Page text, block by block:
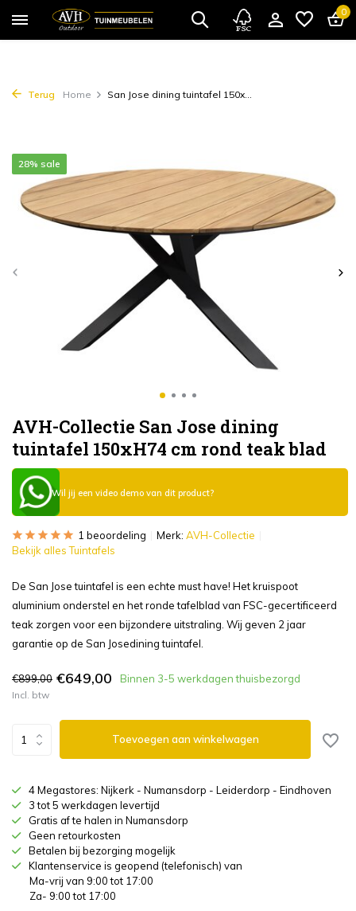
0
Terug Home San Jose dining tuintafel 150x...
AVH-Collectie San Jose dining
tuintafel 150xH74 cm rond teak blad
28% sale
Wil jij een video demo van dit product?
1 beoordeling Merk: AVH-Collectie
Bekijk alles Tuintafels
De San Jose tuintafel is een echte must have! Het kruispoot
aluminium onderstel en het ronde tafelblad van FSC-gecertificeerd
teak zorgen voor een bijzondere uitstraling. Wij geven 2 jaar
garantie op de San Josedining tuintafel.
€899,00 €649,00 Binnen 3-5 werkdagen thuisbezorgd
Incl. btw
Toevoegen aan winkelwagen
4 Megastores: Nijkerk - Numansdorp - Leiderdorp - Eindhoven
3 tot 5 werkdagen levertijd
Gratis af te halen in Numansdorp
Geen retourkosten
Betalen bij bezorging mogelijk
Klantenservice is geopend (telefonisch) van
Ma-vrij van 9:00 tot 17:00
Za- 9:00 tot 17:00